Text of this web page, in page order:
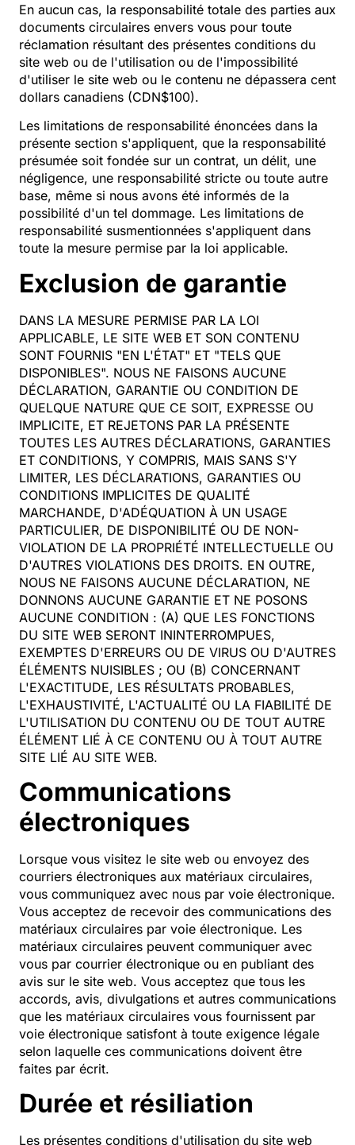
En aucun cas, la responsabilité totale des parties aux
documents circulaires envers vous pour toute
réclamation résultant des présentes conditions du
site web ou de l'utilisation ou de l'impossibilité
d'utiliser le site web ou le contenu ne dépassera cent
dollars canadiens (CDN$100).
Les limitations de responsabilité énoncées dans la
présente section s'appliquent, que la responsabilité
présumée soit fondée sur un contrat, un délit, une
négligence, une responsabilité stricte ou toute autre
base, même si nous avons été informés de la
possibilité d'un tel dommage. Les limitations de
responsabilité susmentionnées s'appliquent dans
toute la mesure permise par la loi applicable.
Exclusion de garantie
DANS LA MESURE PERMISE PAR LA LOI
APPLICABLE, LE SITE WEB ET SON CONTENU
SONT FOURNIS "EN L'ÉTAT" ET "TELS QUE
DISPONIBLES". NOUS NE FAISONS AUCUNE
DÉCLARATION, GARANTIE OU CONDITION DE
QUELQUE NATURE QUE CE SOIT, EXPRESSE OU
IMPLICITE, ET REJETONS PAR LA PRÉSENTE
TOUTES LES AUTRES DÉCLARATIONS, GARANTIES
ET CONDITIONS, Y COMPRIS, MAIS SANS S'Y
LIMITER, LES DÉCLARATIONS, GARANTIES OU
CONDITIONS IMPLICITES DE QUALITÉ
MARCHANDE, D'ADÉQUATION À UN USAGE
PARTICULIER, DE DISPONIBILITÉ OU DE NON-
VIOLATION DE LA PROPRIÉTÉ INTELLECTUELLE OU
D'AUTRES VIOLATIONS DES DROITS. EN OUTRE,
NOUS NE FAISONS AUCUNE DÉCLARATION, NE
DONNONS AUCUNE GARANTIE ET NE POSONS
AUCUNE CONDITION : (A) QUE LES FONCTIONS
DU SITE WEB SERONT ININTERROMPUES,
EXEMPTES D'ERREURS OU DE VIRUS OU D'AUTRES
ÉLÉMENTS NUISIBLES ; OU (B) CONCERNANT
L'EXACTITUDE, LES RÉSULTATS PROBABLES,
L'EXHAUSTIVITÉ, L'ACTUALITÉ OU LA FIABILITÉ DE
L'UTILISATION DU CONTENU OU DE TOUT AUTRE
ÉLÉMENT LIÉ À CE CONTENU OU À TOUT AUTRE
SITE LIÉ AU SITE WEB.
Communications
électroniques
Lorsque vous visitez le site web ou envoyez des
courriers électroniques aux matériaux circulaires,
vous communiquez avec nous par voie électronique.
Vous acceptez de recevoir des communications des
matériaux circulaires par voie électronique. Les
matériaux circulaires peuvent communiquer avec
vous par courrier électronique ou en publiant des
avis sur le site web. Vous acceptez que tous les
accords, avis, divulgations et autres communications
que les matériaux circulaires vous fournissent par
voie électronique satisfont à toute exigence légale
selon laquelle ces communications doivent être
faites par écrit.
Durée et résiliation
Les présentes conditions d'utilisation du site web